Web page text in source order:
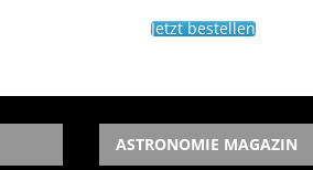
Jetzt bestellen
ASTRONOMIE MAGAZIN